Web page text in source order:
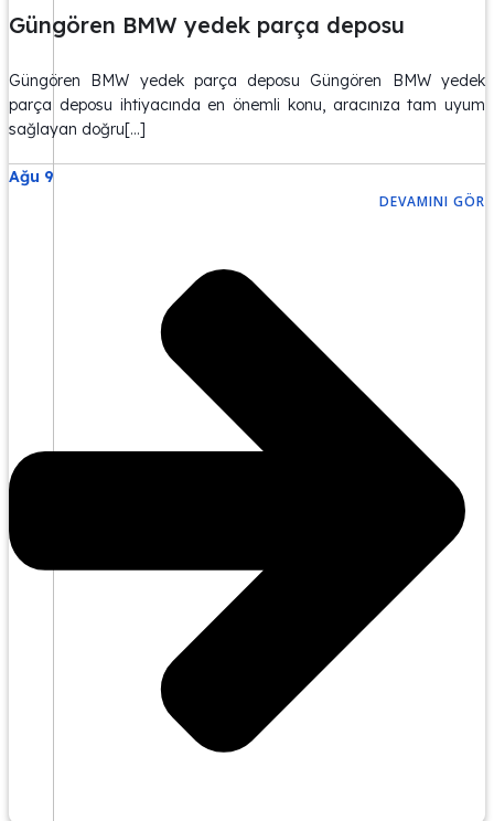
Güngören BMW yedek parça deposu
Güngören BMW yedek parça deposu Güngören BMW yedek
parça deposu ihtiyacında en önemli konu, aracınıza tam uyum
sağlayan doğru[…]
Ağu 9
DEVAMINI GÖR